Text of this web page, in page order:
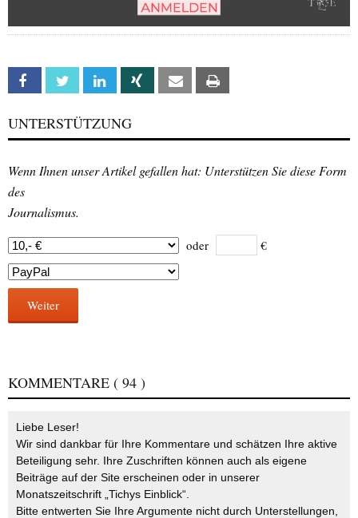
Facebook Twitter Linkedin Xing Email
UNTERSTÜTZUNG
Wenn Ihnen unser Artikel gefallen hat: Unterstützen Sie diese Form
des
Journalismus.
oder €
Weiter
KOMMENTARE ( 94 )
Liebe Leser!
Wir sind dankbar für Ihre Kommentare und schätzen Ihre aktive
Beteiligung sehr. Ihre Zuschriften können auch als eigene
Beiträge auf der Site erscheinen oder in unserer
Monatszeitschrift „Tichys Einblick“.
Bitte entwerten Sie Ihre Argumente nicht durch Unterstellungen,